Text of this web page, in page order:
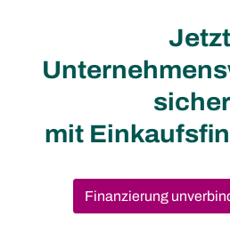
Jetzt
mit
Finanzierung